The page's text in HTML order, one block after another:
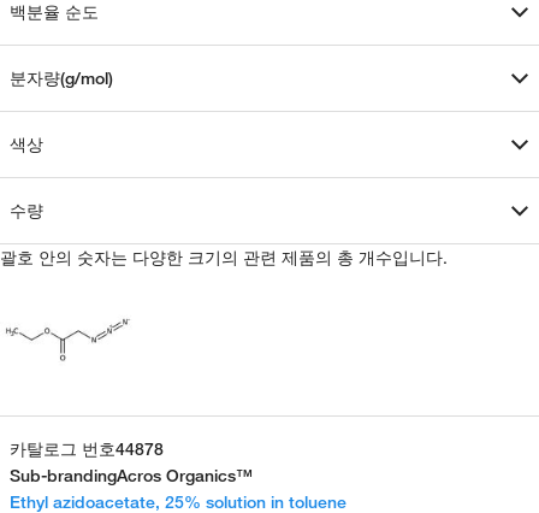
백분율 순도
분자량(g/mol)
색상
수량
괄호 안의 숫자는 다양한 크기의 관련 제품의 총 개수입니다.
카탈로그 번호44878
Sub-brandingAcros Organics™
Ethyl azidoacetate, 25% solution in toluene